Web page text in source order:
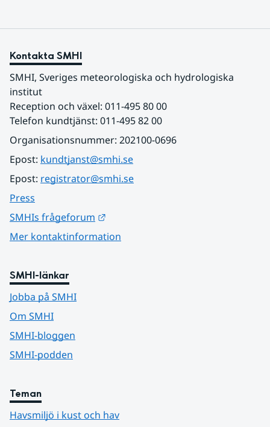
Kontakta SMHI
SMHI, Sveriges meteorologiska och hydrologiska
institut
Reception och växel: 011-495 80 00
Telefon kundtjänst: 011-495 82 00
Organisationsnummer: 202100-0696
Epost: kundtjanst@smhi.se
Epost: registrator@smhi.se
Press
SMHIs frågeforum
Mer kontaktinformation
SMHI-länkar
Jobba på SMHI
Om SMHI
SMHI-bloggen
SMHI-podden
Teman
Havsmiljö i kust och hav